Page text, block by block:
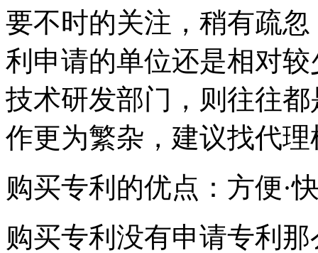
要不时的关注，稍有疏
利申请的单位还是相对
技术研发部门，则往往
作更为繁杂，建议找代
购买专利的优点：方便·
购买专利没有申请专利